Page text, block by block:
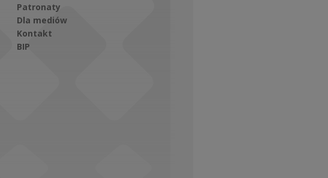
Patronaty
Dla mediów
Kontakt
BIP